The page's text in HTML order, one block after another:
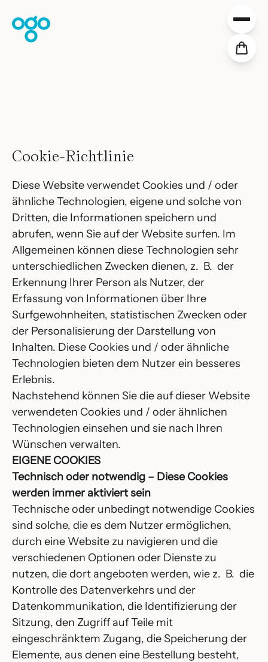
Cookie-Richtlinie
Diese Website verwendet Cookies und / oder
ähnliche Technologien, eigene und solche von
Dritten, die Informationen speichern und
abrufen, wenn Sie auf der Website surfen. Im
Allgemeinen können diese Technologien sehr
unterschiedlichen Zwecken dienen, z. B. der
Erkennung Ihrer Person als Nutzer, der
Erfassung von Informationen über Ihre
Surfgewohnheiten, statistischen Zwecken oder
der Personalisierung der Darstellung von
Inhalten. Diese Cookies und / oder ähnliche
Technologien bieten dem Nutzer ein besseres
Erlebnis.
Nachstehend können Sie die auf dieser Website
verwendeten Cookies und / oder ähnlichen
Technologien einsehen und sie nach Ihren
Wünschen verwalten.
EIGENE COOKIES
Technisch oder notwendig – Diese Cookies
werden immer aktiviert sein
Technische oder unbedingt notwendige Cookies
sind solche, die es dem Nutzer ermöglichen,
durch eine Website zu navigieren und die
verschiedenen Optionen oder Dienste zu
nutzen, die dort angeboten werden, wie z. B. die
Kontrolle des Datenverkehrs und der
Datenkommunikation, die Identifizierung der
Sitzung, den Zugriff auf Teile mit
eingeschränktem Zugang, die Speicherung der
Elemente, aus denen eine Bestellung besteht,